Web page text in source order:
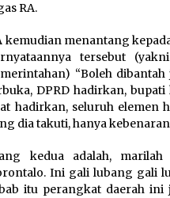
RA.
kemudian menantang
tersebut
“Boleh
DPRD hadirkan,
hadirkan, seluruh elemen
dia takuti, hanya
kedua adalah,
Ini gali lubang gali
itu perangkat daerah